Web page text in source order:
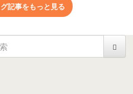
記事をもっと見る